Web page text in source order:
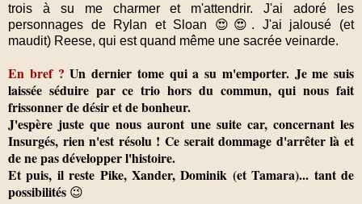
trois à su me charmer et m'attendrir. J'ai adoré les
personnages de Rylan et Sloan 😍😍. J'ai jalousé (et
maudit) Reese, qui est quand même une sacrée veinarde.
En bref ?Un dernier tome qui a su m'emporter. Je me suis
laissée séduire par ce trio hors du commun, qui nous fait
frissonner de désir et de bonheur.
J'espère juste que nous auront une suite car, concernant les
Insurgés, rien n'est résolu ! Ce serait dommage d'arrêter là et
de ne pas développer l'histoire.
Et puis, il reste Pike, Xander, Dominik (et Tamara)... tant de
possibilités 😉